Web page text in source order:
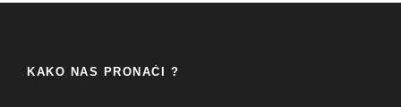
KAKO NAS PRONAĆI ?